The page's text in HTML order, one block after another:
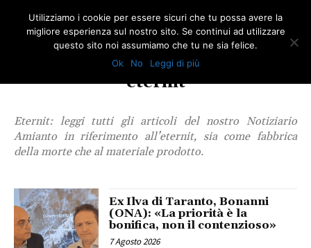
eternit
Eternit: leggi tutti gli articoli del nostro Notiziario
Amianto in riferimento all’eternit, sia come fabbrica
della morte che al materiale prodotto.
Ex Ilva di Taranto, Bonanni
(ONA): «La priorità è la
bonifica, non il contenzioso»
7 Agosto 2026
Utilizziamo i cookie per essere sicuri che tu possa avere la
migliore esperienza sul nostro sito. Se continui ad utilizzare
questo sito noi assumiamo che tu ne sia felice.
Ok
No Leggi di più